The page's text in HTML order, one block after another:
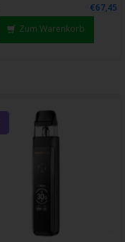
€67,45
Zum Warenkorb